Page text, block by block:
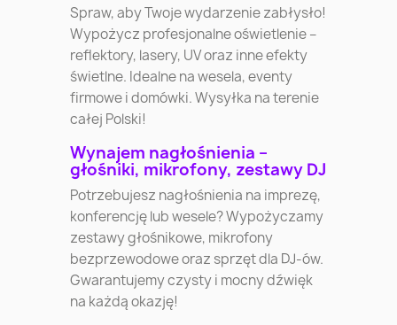
Spraw, aby Twoje wydarzenie zabłysło!
Wypożycz profesjonalne oświetlenie –
reflektory, lasery, UV oraz inne efekty
świetlne. Idealne na wesela, eventy
firmowe i domówki. Wysyłka na terenie
całej Polski!
Wynajem nagłośnienia –
głośniki, mikrofony, zestawy DJ
Potrzebujesz nagłośnienia na imprezę,
konferencję lub wesele? Wypożyczamy
zestawy głośnikowe, mikrofony
bezprzewodowe oraz sprzęt dla DJ-ów.
Gwarantujemy czysty i mocny dźwięk
na każdą okazję!